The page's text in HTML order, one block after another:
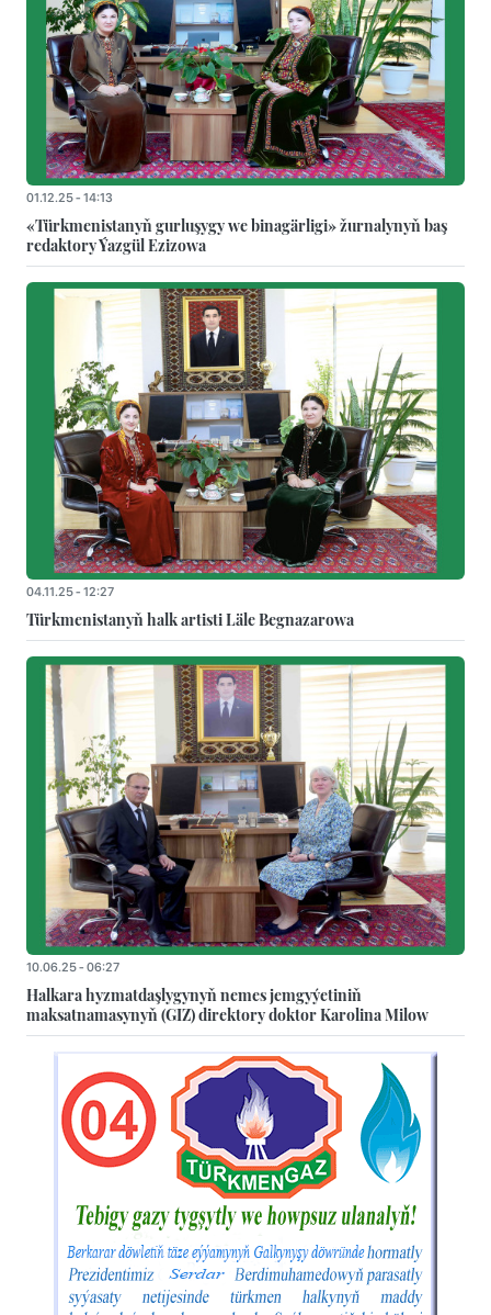
01.12.25 - 14:13
«Türkmenistanyň gurluşygy we binagärligi» žurnalynyň baş
redaktory Ýazgül Ezizowa
04.11.25 - 12:27
Türkmenistanyň halk artisti Läle Begnazarowa
10.06.25 - 06:27
Halkara hyzmatdaşlygynyň nemes jemgyýetiniň
maksatnamasynyň (GIZ) direktory doktor Karolina Milow